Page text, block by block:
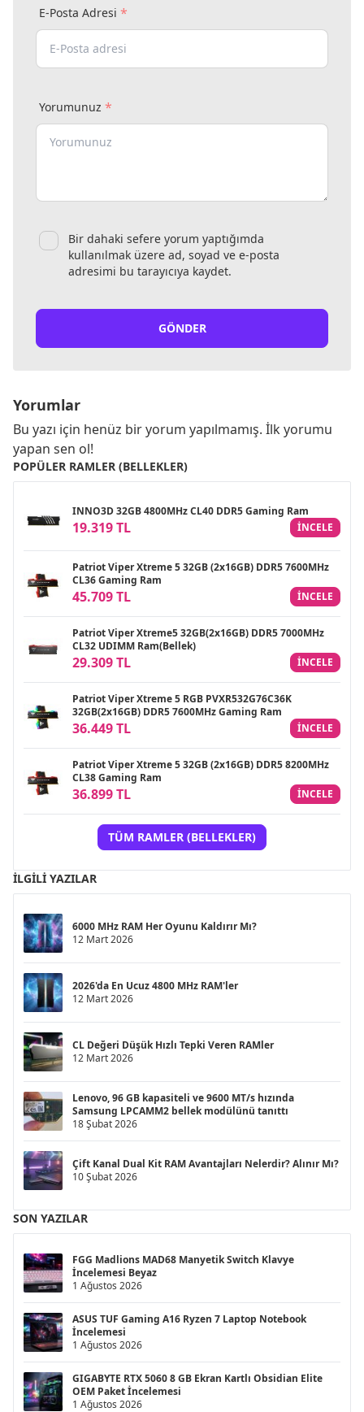
E-Posta Adresi *
Yorumunuz *
Bir dahaki sefere yorum yaptığımda
kullanılmak üzere ad, soyad ve e-posta
adresimi bu tarayıcıya kaydet.
GÖNDER
Yorumlar
Bu yazı için henüz bir yorum yapılmamış. İlk yorumu
yapan sen ol!
POPÜLER RAMLER (BELLEKLER)
INNO3D 32GB 4800MHz CL40 DDR5 Gaming Ram
19.319 TL INCELE
Patriot Viper Xtreme 5 32GB (2x16GB) DDR5 7600MHz
CL36 Gaming Ram
45.709 TL INCELE
Patriot Viper Xtreme5 32GB(2x16GB) DDR5 7000MHz
CL32 UDIMM Ram(Bellek)
29.309 TL INCELE
Patriot Viper Xtreme 5 RGB PVXR532G76C36K
32GB(2x16GB) DDR5 7600MHz Gaming Ram
36.449 TL INCELE
Patriot Viper Xtreme 5 32GB (2x16GB) DDR5 8200MHz
CL38 Gaming Ram
36.899 TL INCELE
TÜM RAMLER (BELLEKLER)
İLGILI YAZILAR
6000 MHz RAM Her Oyunu Kaldırır Mı?
12 Mart 2026
2026'da En Ucuz 4800 MHz RAM'ler
12 Mart 2026
CL Değeri Düşük Hızlı Tepki Veren RAMler
12 Mart 2026
Lenovo, 96 GB kapasiteli ve 9600 MT/s hızında
Samsung LPCAMM2 bellek modülünü tanıttı
18 Şubat 2026
Çift Kanal Dual Kit RAM Avantajları Nelerdir? Alınır Mı?
10 Şubat 2026
SON YAZILAR
FGG Madlions MAD68 Manyetik Switch Klavye
İncelemesi Beyaz
1 Ağustos 2026
ASUS TUF Gaming A16 Ryzen 7 Laptop Notebook
İncelemesi
1 Ağustos 2026
GIGABYTE RTX 5060 8 GB Ekran Kartlı Obsidian Elite
OEM Paket İncelemesi
1 Ağustos 2026